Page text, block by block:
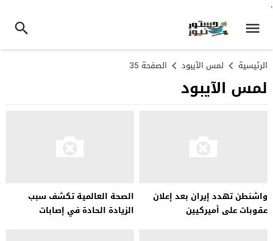
.
الرئيسية لمس الآيبود الصفحة 35
لمس الآيبود
واشنطن تهدد إيران بعد إعلان
عقوبات على أميركيين
الصحة العالمية تكشف سبب
الزيادة الحادة في إصابات